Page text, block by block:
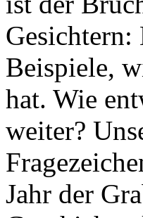
Beispiele,
hat. Wie
weiter?
Jahr der